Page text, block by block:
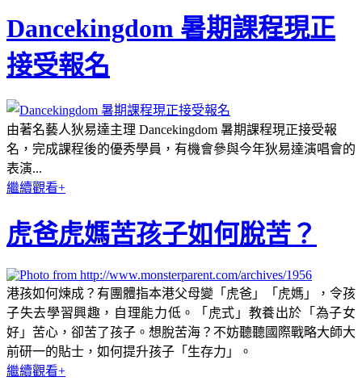
Dancekingdom 暑期課程現正
接受報名
由著名藝人狄易達主理 Dancekingdom 暑期課程現正接受報
名，完成課程後的優秀學員，有機會參與今年狄易達演唱會的
表演...
繼續觀看+
虎爸虎媽苦孩子如何脫苦？
港孩如何煉成？有團體指本港父母變「虎爸」「虎媽」，令孩
子失去學習興趣，自理能力低。「虎式」教養出於「為子女
好」苦心，卻苦了孩子。想脫苦海？不妨聽聽國際戰略大師大
前研一的貼士，如何提升孩子「生存力」。
繼續觀看+